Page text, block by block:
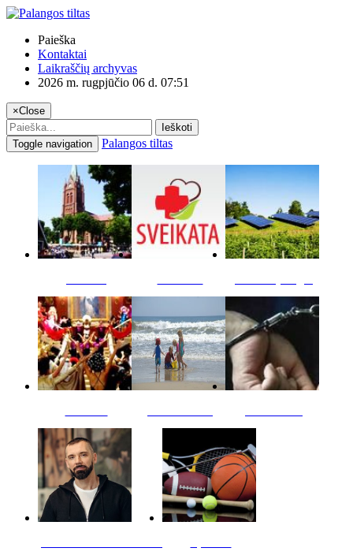
Paieška
Kontaktai
Laikraščių archyvas
2026 m. rugpjūčio 06 d. 07:51
×Close
Ieškoti
Toggle navigation
Palangos tiltas